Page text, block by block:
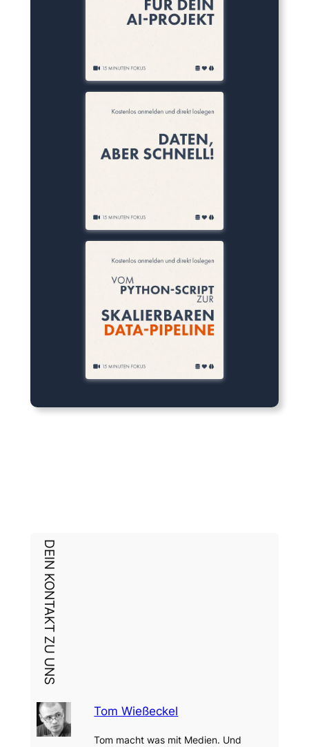
DEIN KONTAKT ZU UNS
Tom Wießeckel
Tom macht was mit Medien. Und